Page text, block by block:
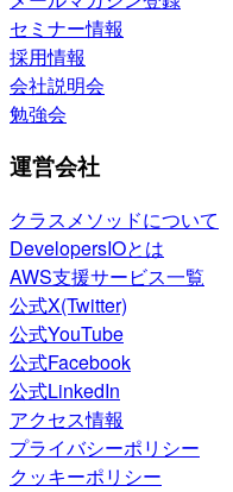
セミナー情報
採用情報
会社説明会
勉強会
運営会社
クラスメソッドについて
DevelopersIOとは
AWS支援サービス一覧
公式X(Twitter)
公式YouTube
公式Facebook
公式LinkedIn
アクセス情報
プライバシーポリシー
クッキーポリシー